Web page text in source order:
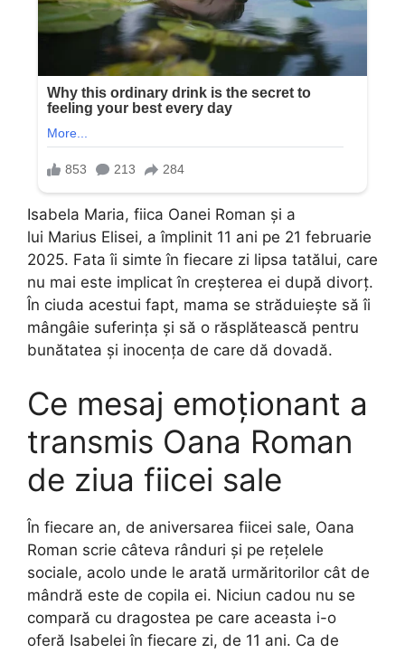
Isabela Maria, fiica Oanei Roman și a
lui Marius Elisei, a împlinit 11 ani pe 21 februarie
2025. Fata îi simte în fiecare zi lipsa tatălui, care
nu mai este implicat în creșterea ei după divorț.
În ciuda acestui fapt, mama se străduiește să îi
mângâie suferința și să o răsplătească pentru
bunătatea și inocența de care dă dovadă.
Ce mesaj emoționant a
transmis Oana Roman
de ziua fiicei sale
În fiecare an, de aniversarea fiicei sale, Oana
Roman scrie câteva rânduri și pe rețelele
sociale, acolo unde le arată urmăritorilor cât de
mândră este de copila ei. Niciun cadou nu se
compară cu dragostea pe care aceasta i-o
oferă Isabelei în fiecare zi, de 11 ani. Ca de